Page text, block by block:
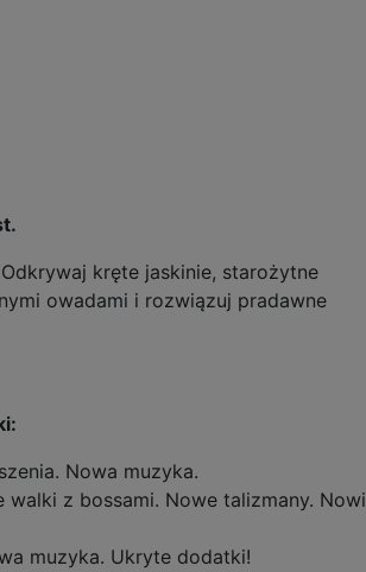
kręte jaskinie, starożytne
owadami i rozwiązuj pradawne
Nowa muzyka.
walki z bossami. Nowe talizmany. Nowi
muzyka. Ukryte dodatki!